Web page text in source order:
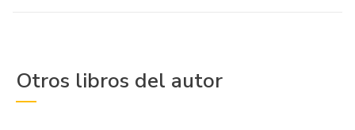
Otros libros del autor